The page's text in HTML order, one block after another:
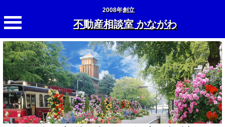
2008年創立
不動産相談室 かながわ